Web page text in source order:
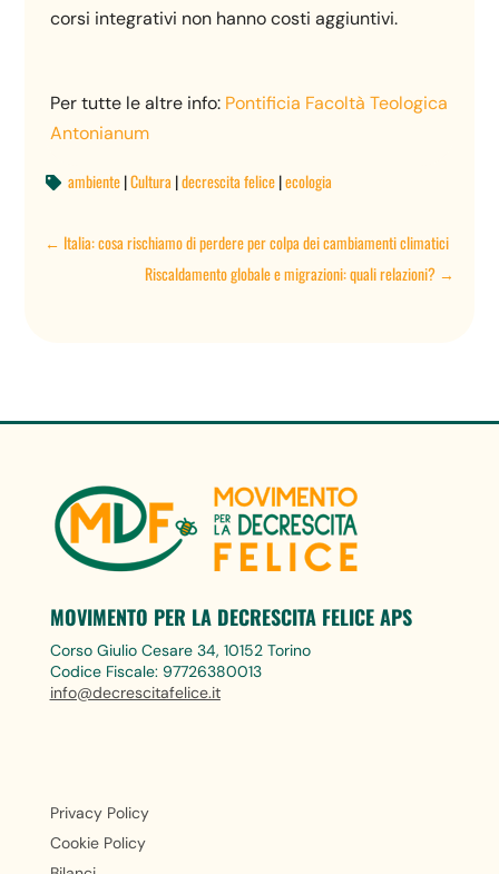
corsi integrativi non hanno costi aggiuntivi.
Per tutte le altre info: Pontificia Facoltà Teologica
Antonianum
 ambiente|Cultura |decrescita felice|ecologia
← Italia: cosa rischiamo di perdere per colpa dei cambiamenti climatici
Riscaldamento globale e migrazioni: quali relazioni?→
MOVIMENTO PER LA DECRESCITA FELICE APS
Corso Giulio Cesare 34, 10152 Torino
Codice Fiscale: 97726380013
info@decrescitafelice.it
Privacy Policy
Cookie Policy